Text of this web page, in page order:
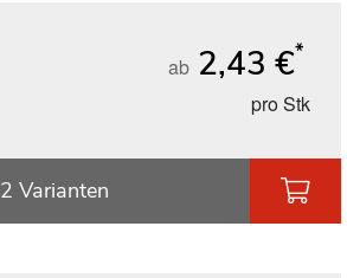
ab 2,43 €*
pro Stk
2 Varianten